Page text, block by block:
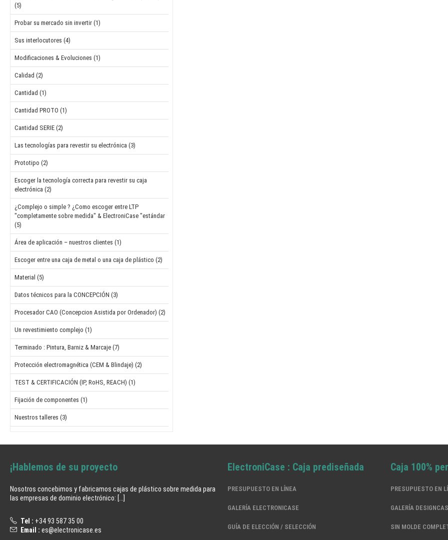
(5)
Probar su mercado sin invertir (1)
Sus interlocutores (4)
Modificaciones & Evoluciones (1)
Calidad (2)
Cantidad (1)
Cantidad PROTO (1)
Cantidad SERIE (2)
Las tecnologías para revestir su electrónica (3)
Prototipo (2)
Escoger la tecnología correcta para revestir su caja
electrónica (2)
¿Complejo o simple ? ¿Como escoger entre LTP
"completamente sobre medida" & ElectroniCase "estándar
(5)
Área de aplicación – nuestros clientes (1)
Escoger entre una caja de metal o una caja de plástico (2)
Material (5)
Datos técnicos para la CONCEPCIÓN (3)
Procesador CAO (Concepcion Asistida por Ordenador) (2)
Un revestimiento complejo (1)
Terminado : Pintura, Barniz & Marcaje (7)
Protección electromagnética (CEM & Blindaje) (2)
TEST & CERTIFICACIÓN (IP, RoHS, REACH) (1)
Fijación de componentes (1)
Nuestros talleres (3)
¡Hablemos de su proyecto
Nosotros concebimos y fabricamos cajas de plástico sobre medida para
las empresas de dominio electrónico: [...]
Tel : +34 93 587 35 00
Email : es@electronicase.es
ElectroniCase : Caja prediseñada
PRESUPUESTO EN LÍNEA
GALERÍA ELECTRONICASE
GUÍA DE ELECCIÓN / SELECCIÓN
Caja 100%
PRESUPUESTO EN
GALERÍA
SIN MOLDE